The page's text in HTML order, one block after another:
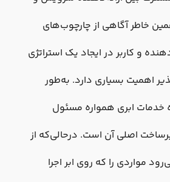
خاطر آگاهی از چارچوب‌های
و کاربر در ایجاد یک استراتژی
اهمیت بسیاری دارد. به‌طور
خدمات ابری همواره مسئول
اصلی آن است. درحالی‌که از
مواردی را که روی ابر اجرا